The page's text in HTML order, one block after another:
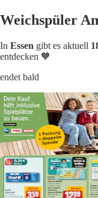
Weichspüler
In Essen gibt es aktuell
entdecken 🧡
endet bald